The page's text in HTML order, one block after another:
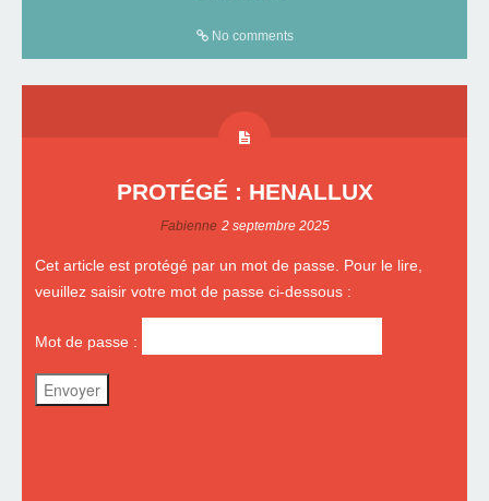
No comments
PROTÉGÉ : HENALLUX
Fabienne 2 septembre 2025
Cet article est protégé par un mot de passe. Pour le lire,
veuillez saisir votre mot de passe ci-dessous :
Mot de passe :